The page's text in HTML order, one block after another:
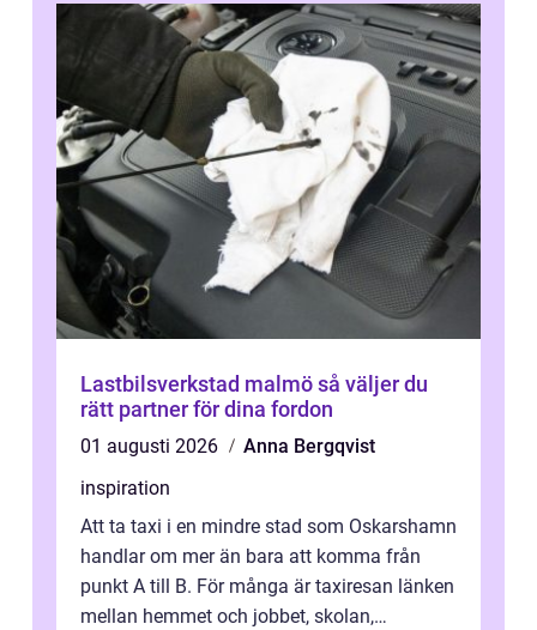
Lastbilsverkstad malmö så väljer du
rätt partner för dina fordon
01 augusti 2026
Anna Bergqvist
inspiration
Att ta taxi i en mindre stad som Oskarshamn
handlar om mer än bara att komma från
punkt A till B. För många är taxiresan länken
mellan hemmet och jobbet, skolan,